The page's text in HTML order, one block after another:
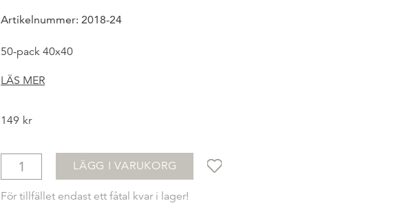
Artikelnummer: 2018-24
50-pack 40x40
LÄS MER
149 kr
LÄGG I VARUKORG
För tillfället endast ett fåtal kvar i lager!